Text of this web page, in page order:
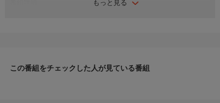
もっと見る
に乗り出すが、小林は死体で発見される。
この番組をチェックした人が見ている番組